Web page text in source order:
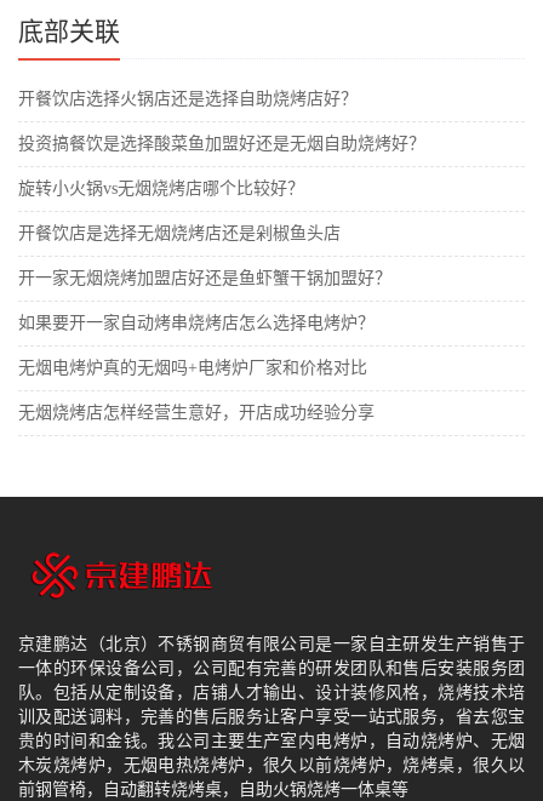
底部关联
开餐饮店选择火锅店还是选择自助烧烤店好？
投资搞餐饮是选择酸菜鱼加盟好还是无烟自助烧烤好？
旋转小火锅vs无烟烧烤店哪个比较好？
开餐饮店是选择无烟烧烤店还是剁椒鱼头店
开一家无烟烧烤加盟店好还是鱼虾蟹干锅加盟好？
如果要开一家自动烤串烧烤店怎么选择电烤炉？
无烟电烤炉真的无烟吗+电烤炉厂家和价格对比
无烟烧烤店怎样经营生意好，开店成功经验分享
京建鹏达（北京）不锈钢商贸有限公司是一家自主研发生产销售于
一体的环保设备公司，公司配有完善的研发团队和售后安装服务团
队。包括从定制设备，店铺人才输出、设计装修风格，烧烤技术培
训及配送调料，完善的售后服务让客户享受一站式服务，省去您宝
贵的时间和金钱。我公司主要生产室内电烤炉，自动烧烤炉、无烟
木炭烧烤炉，无烟电热烧烤炉，很久以前烧烤炉，烧烤桌，很久以
前钢管椅，自动翻转烧烤桌，自助火锅烧烤一体桌等